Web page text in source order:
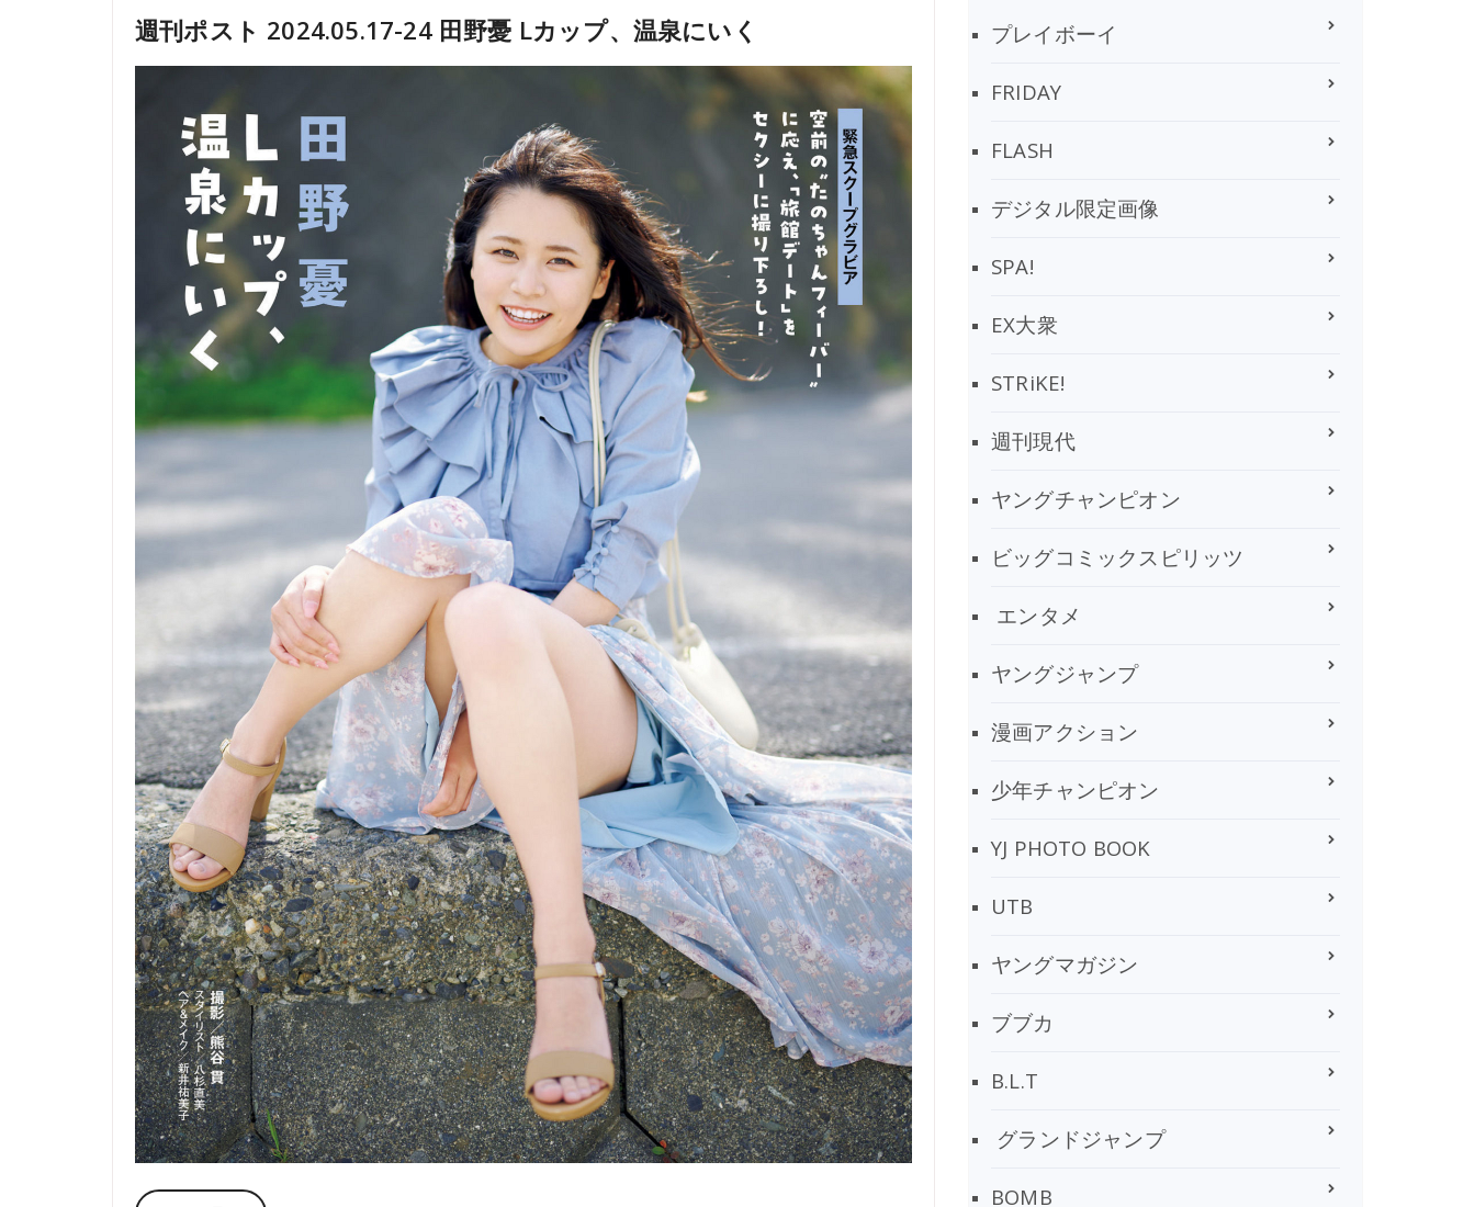
週刊ポスト 2024.05.17-24 田野憂 Lカップ、温泉にいく プレイボーイ
FRIDAY
FLASH
デジタル限定画像
SPA!
EX大衆
STRiKE!
週刊現代
ヤングチャンピオン
ビッグコミックスピリッツ
エンタメ
ヤングジャンプ
漫画アクション
少年チャンピオン
YJ PHOTO BOOK
UTB
ヤングマガジン
ブブカ
B.L.T
グランドジャンプ
BOMB